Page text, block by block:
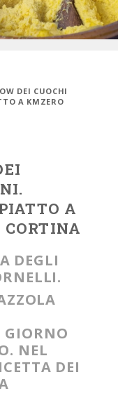
DEI CUOCHI
A KMZERO
A
DEGLI
NEL
DEI